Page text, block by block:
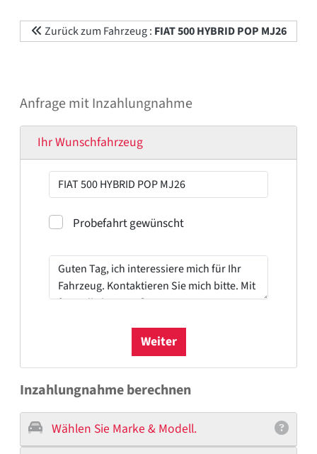
Zurück zum Fahrzeug : FIAT 500 HYBRID POP MJ26
Anfrage mit Inzahlungnahme
Ihr Wunschfahrzeug
ProbefahrtProbefahrt gewünscht
Weiter
Inzahlungnahme berechnen
Wählen Sie Marke & Modell.